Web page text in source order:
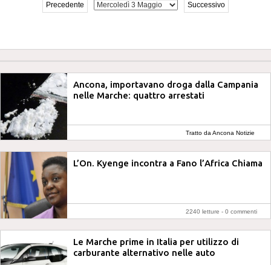
Precedente Successivo
Ancona, importavano droga dalla Campania
nelle Marche: quattro arrestati
Tratto da Ancona Notizie
L’On. Kyenge incontra a Fano l’Africa Chiama
2240 letture - 0 commenti
Le Marche prime in Italia per utilizzo di
carburante alternativo nelle auto